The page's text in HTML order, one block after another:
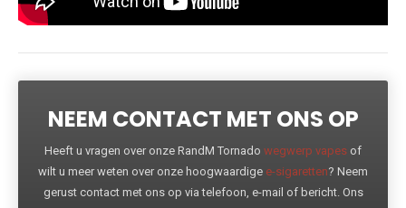
NEEM CONTACT MET ONS OP
Heeft u vragen over onze RandM Tornado wegwerp vapes of
wilt u meer weten over onze hoogwaardige e-sigaretten? Neem
gerust contact met ons op via telefoon, e-mail of bericht. Ons